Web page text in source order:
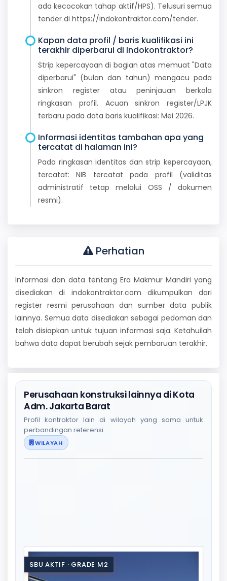
ada kecocokan tahap aktif/HPS). Telusuri semua
tender di https://indokontraktor.com/tender.
Kapan data profil / baris kualifikasi ini
terakhir diperbarui di Indokontraktor?
Strip kepercayaan di bagian atas memuat "Data
diperbarui" (bulan dan tahun) mengacu pada
sinkron register atau peninjauan berkala
ringkasan profil. Acuan sinkron register/LPJK
terbaru pada data baris kualifikasi: Mei 2026.
Informasi identitas tambahan apa yang
tercatat di halaman ini?
Pada ringkasan identitas dan strip kepercayaan,
tercatat: NIB tercatat pada profil (validitas
administratif tetap melalui OSS / dokumen
resmi).
Perhatian
Informasi dan data tentang Era Makmur Mandiri yang
disediakan di indokontraktor.com dikumpulkan dari
register resmi perusahaan dan sumber data publik
lainnya. Semua data disediakan sebagai pedoman dan
telah disiapkan untuk tujuan informasi saja. Ketahuilah
bahwa data dapat berubah sejak pembaruan terakhir.
Perusahaan konstruksi lainnya di Kota
Adm. Jakarta Barat
Profil kontraktor lain di wilayah yang sama untuk
perbandingan referensi.
WILAYAH
SBU AKTIF · GRADE M2